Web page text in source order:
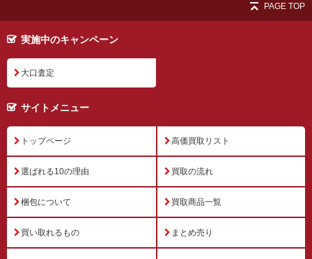
PAGE TOP
実施中のキャンペーン
大口査定
サイトメニュー
トップページ 高価買取リスト
選ばれる10の理由 買取の流れ
梱包について 買取商品一覧
買い取れるもの まとめ売り